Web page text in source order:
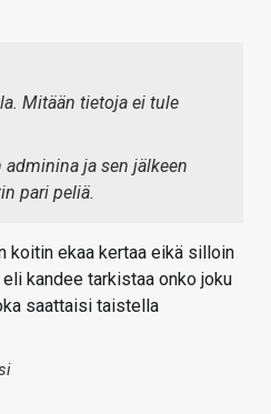
Mitään tietoja ei tule
ja sen jälkeen
pari peliä.
koitin ekaa kertaa eikä silloin
kandee tarkistaa onko joku
saattaisi taistella